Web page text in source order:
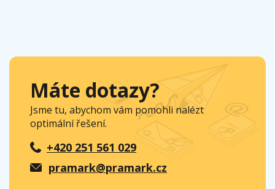
Máte dotazy?
Jsme tu, abychom vám pomohli nalézt
optimální řešení.
+420 251 561 029
pramark@pramark.cz